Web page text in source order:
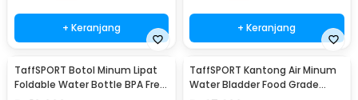
+ Keranjang + Keranjang
TaffSPORT Botol Minum Lipat
Foldable Water Bottle BPA Free
TaffSPORT Kantong Air Minum
Water Bladder Food Grade